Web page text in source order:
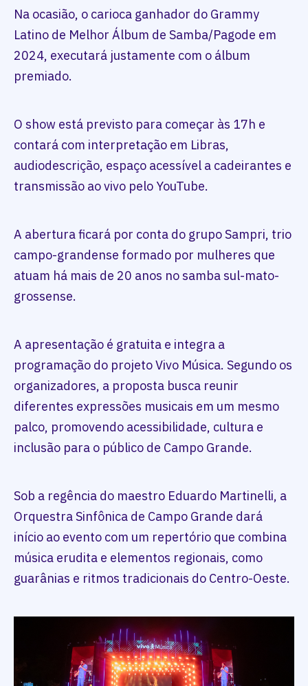
Na ocasião, o carioca ganhador do Grammy
Latino de Melhor Álbum de Samba/Pagode em
2024, executará justamente com o álbum
premiado.
O show está previsto para começar às 17h e
contará com interpretação em Libras,
audiodescrição, espaço acessível a cadeirantes e
transmissão ao vivo pelo YouTube.
A abertura ficará por conta do grupo Sampri, trio
campo-grandense formado por mulheres que
atuam há mais de 20 anos no samba sul-mato-
grossense.
A apresentação é gratuita e integra a
programação do projeto Vivo Música. Segundo os
organizadores, a proposta busca reunir
diferentes expressões musicais em um mesmo
palco, promovendo acessibilidade, cultura e
inclusão para o público de Campo Grande.
Sob a regência do maestro Eduardo Martinelli, a
Orquestra Sinfônica de Campo Grande dará
início ao evento com um repertório que combina
música erudita e elementos regionais, como
guarânias e ritmos tradicionais do Centro-Oeste.